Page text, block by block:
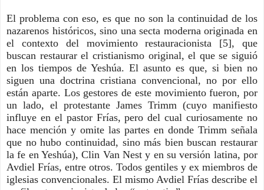
El problema con eso, es que no son la continuidad de los
nazarenos históricos, sino una secta moderna originada en
el contexto del movimiento restauracionista [5], que
buscan restaurar el cristianismo original, el que se siguió
en los tiempos de Yeshúa. El asunto es que, si bien no
siguen una doctrina cristiana convencional, no por ello
están aparte. Los gestores de este movimiento fueron, por
un lado, el protestante James Trimm (cuyo manifiesto
influye en el pastor Frías, pero del cual curiosamente no
hace mención y omite las partes en donde Trimm señala
que no hubo continuidad, sino más bien buscan restaurar
la fe en Yeshúa), Clin Van Nest y en su versión latina, por
Avdiel Frías, entre otros. Todos gentiles y ex miembros de
iglesias convencionales. El mismo Avdiel Frías describe el